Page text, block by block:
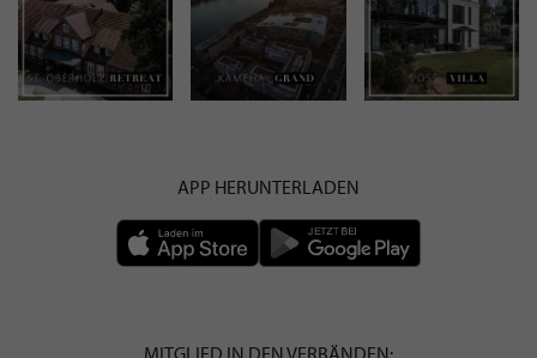
APP HERUNTERLADEN
MITGLIED IN DEN VERBÄNDEN: